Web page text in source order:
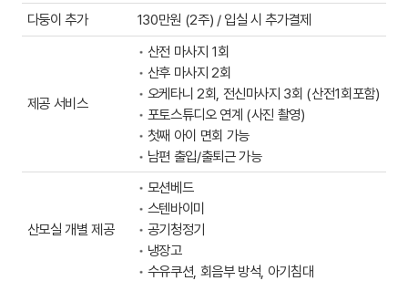
다둥이 추가 130만원 (2주) / 입실 시 추가결제
제공 서비스
산전 마사지 1회
산후 마사지 2회
오케타니 2회, 전신마사지 3회 (산전1회포함)
포토스튜디오 연계 (사진 촬영)
첫째 아이 면회 가능
남편 출입/출퇴근 가능
산모실 개별 제공
모션베드
스텐바이미
공기청정기
냉장고
수유쿠션, 회음부 방석, 아기침대